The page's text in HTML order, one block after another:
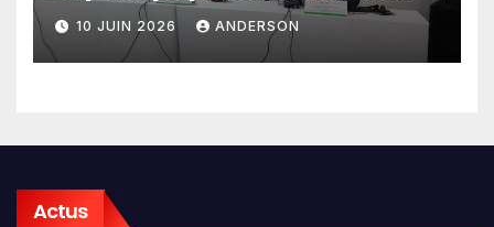
Sahel et d’Afrique de l’Ouest
en conclave à Lomé
10 JUIN 2026 ANDERSON
Actus